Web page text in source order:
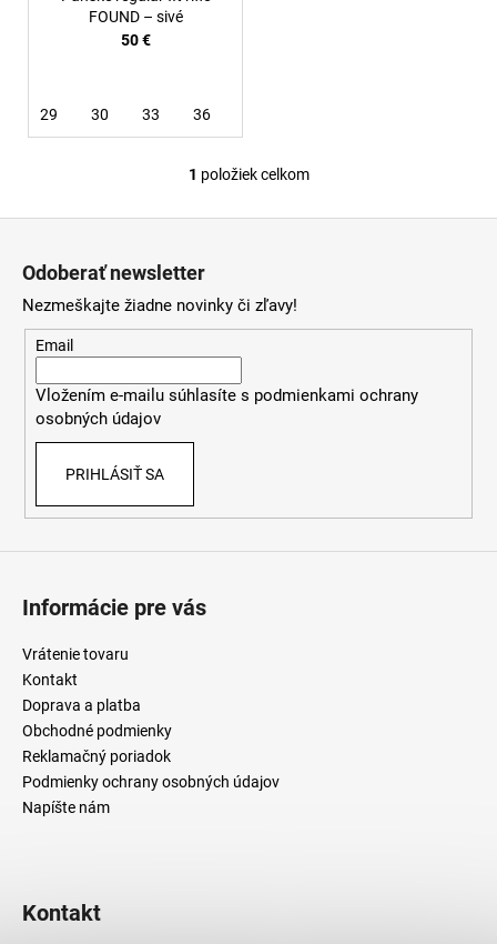
FOUND – sivé
50 €
29 30 33 36
O
a
c
p
v
ý
1 položiek celkom
Odoberať newsletter
Nezmeškajte žiadne novinky či zľavy!
Email
Vložením e-mailu súhlasíte s podmienkami ochrany
osobných údajov
PRIHLÁSIŤ SA
Informácie pre vás
Vrátenie tovaru
Kontakt
Doprava a platba
Obchodné podmienky
Reklamačný poriadok
Podmienky ochrany osobných údajov
Napíšte nám
Kontakt